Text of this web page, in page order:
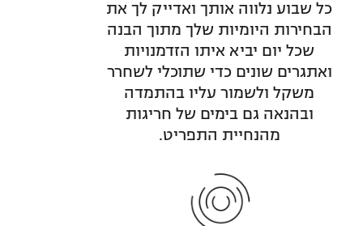
כל שבוע נלווה אותך ואדייק לך את
הבחירות היומיות שלך מתוך הבנה
שכל יום יביא איתו הזדמנויות
ואתגרים שונים כדי שתוכלי לשחרר
משקל ולשמור עליו בהתמדה
ובהנאה גם בימים של חריגות
מהנחיית התפריט.